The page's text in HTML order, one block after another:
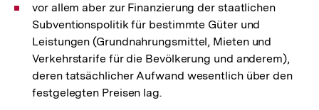
vor allem aber zur Finanzierung der staatlichen
Subventionspolitik für bestimmte Güter und
Leistungen (Grundnahrungsmittel, Mieten und
Verkehrstarife für die Bevölkerung und anderem),
deren tatsächlicher Aufwand wesentlich über den
festgelegten Preisen lag.